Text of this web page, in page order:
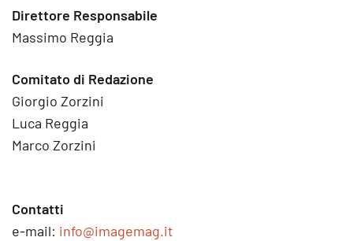
Direttore Responsabile
Massimo Reggia
Comitato di Redazione
Giorgio Zorzini
Luca Reggia
Marco Zorzini
Contatti
e-mail: info@imagemag.it